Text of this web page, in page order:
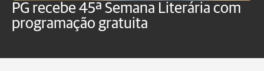
PG recebe 45ª Semana Literária com
programação gratuita